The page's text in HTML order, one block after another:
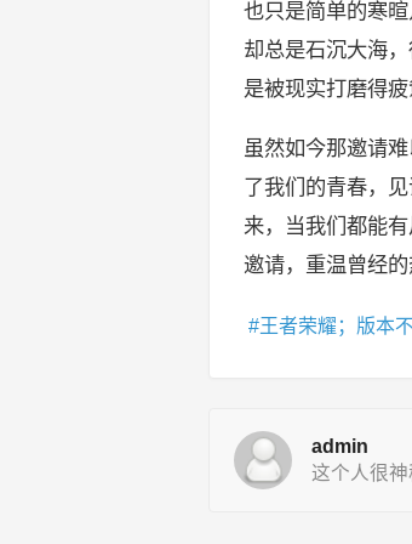
也只是简单的寒暄
却总是石沉大海
是被现实打磨得疲
虽然如今那邀请
了我们的青春，
来，当我们都能
邀请，重温曾经的
王者荣耀；版本
admin
这个人很神